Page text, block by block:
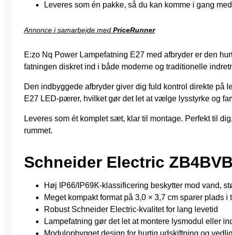
Leveres som én pakke, så du kan komme i gang
Annonce i samarbejde med PriceRunner
E:zo Nq Power Lampefatning E27 med afbryder er den
fatningen diskret ind i både moderne og traditionelle
Den indbyggede afbryder giver dig fuld kontrol direkte
E27 LED‐pærer, hvilket gør det let at vælge lysstyrke og
Leveres som ét komplet sæt, klar til montage. Perfekt til
rummet.
Schneider Electric
Høj IP66/IP69K-klassificering beskytter mod vand,
Meget kompakt format på 3,0 × 3,7 cm sparer plads i
Robust Schneider Electric-kvalitet for lang levetid
Lampefatning gør det let at montere lysmodul eller